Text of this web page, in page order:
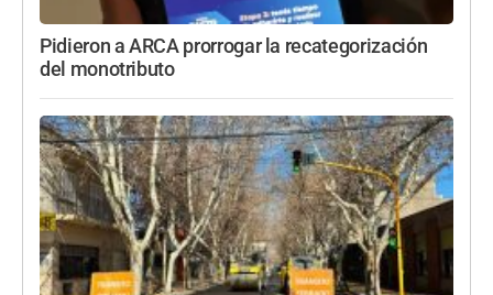
Pidieron a ARCA prorrogar la recategorización
del monotributo